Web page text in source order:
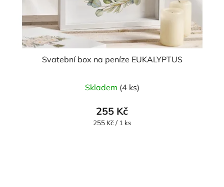
Svatební box na peníze EUKALYPTUS
Skladem (4 ks)
255 Kč
Měrná
255 Kč / 1 ks